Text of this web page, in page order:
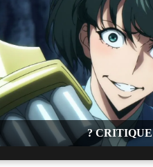
? CRITIQUE